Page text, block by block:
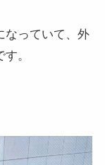
なっていて、外
。